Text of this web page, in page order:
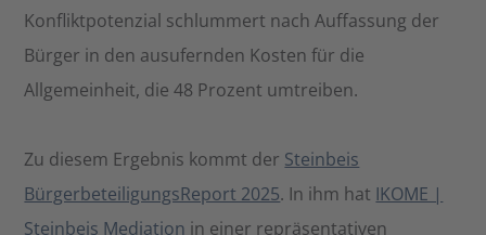
Konfliktpotenzial schlummert nach Auffassung der
Bürger in den ausufernden Kosten für die
Allgemeinheit, die 48 Prozent umtreiben.
Zu diesem Ergebnis kommt der Steinbeis
BürgerbeteiligungsReport 2025. In ihm hat IKOME |
Steinbeis Mediation in einer repräsentativen